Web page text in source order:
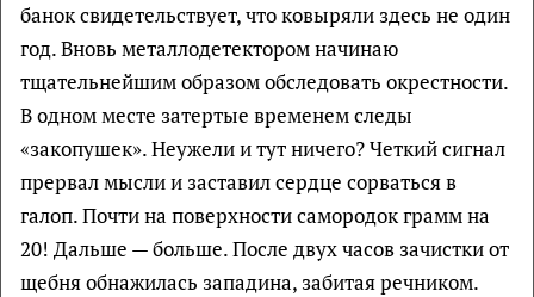
банок свидетельствует, что ковыряли здесь не один
год. Вновь металлодетектором начинаю
тщательнейшим образом обследовать окрестности.
В одном месте затертые временем следы
«закопушек». Неужели и тут ничего? Четкий сигнал
прервал мысли и заставил сердце сорваться в
галоп. Почти на поверхности самородок грамм на
20! Дальше — больше. После двух часов зачистки от
щебня обнажилась западина, забитая речником.